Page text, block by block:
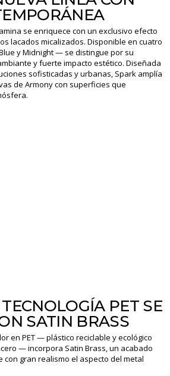
se enriquece con un exclusivo efecto
lacados micalizados. Disponible en cuatro
y Midnight — se distingue por su
y fuerte impacto estético. Diseñada
sofisticadas y urbanas, Spark amplía
de Armony con superficies que
PET SE
SATIN BRASS
en PET — plástico reciclable y ecológico
— incorpora Satin Brass, un acabado
gran realismo el aspecto del metal